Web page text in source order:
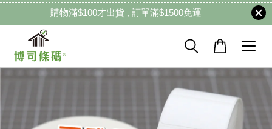
購物滿$100才出貨 , 訂單滿$1500免運